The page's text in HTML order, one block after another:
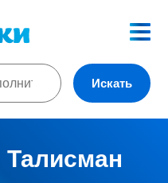
Искать
Талисман